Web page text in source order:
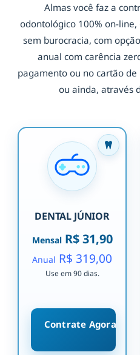
Almas você faz a
odontológico 100% on-
sem burocracia, com
anual com carência
pagamento ou no cartão
ou ainda, através
DENTAL JÚNIOR
MensalR$ 31,90
Anual R$ 319,00
Use em 90 dias.
Contrate Agora